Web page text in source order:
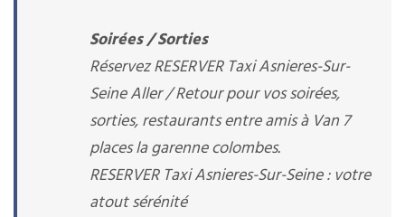
Soirées / Sorties
Réservez RESERVER Taxi Asnieres-Sur-
Seine Aller / Retour pour vos soirées,
sorties, restaurants entre amis à Van 7
places la garenne colombes.
RESERVER Taxi Asnieres-Sur-Seine : votre
atout sérénité